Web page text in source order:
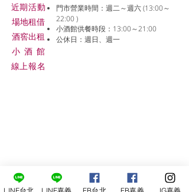
近期活動
場地租借
​酒窖出租
小酒 館
線上報名
門市營業時間：週二～週六 (13:00～
22:00 )
小酒館供餐時段：13:00～21:00
公休日：週日、週一
LINE台北 LINE嘉義 FB台北 FB嘉義 IG嘉義